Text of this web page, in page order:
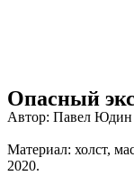
Опасный
Автор: Павел Юдин
Материал: холст,
2020.